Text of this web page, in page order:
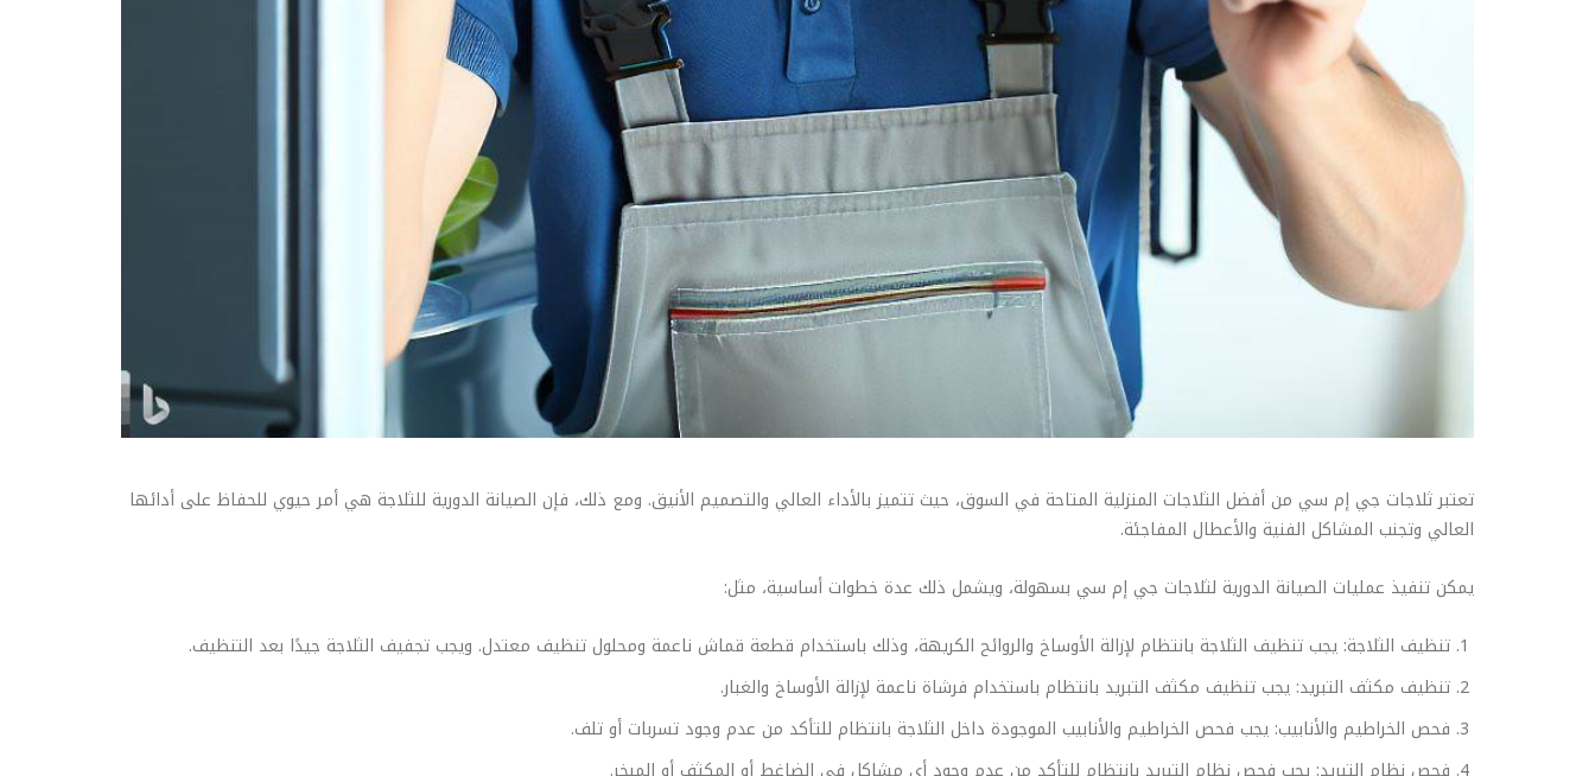
تعتبر ثلاجات جي إم سي من أفضل الثلاجات المنزلية المتاحة في السوق، حيث تتميز بالأداء العالي والتصميم الأنيق. ومع ذلك، فإن الصيانة الدورية للثلاجة هي أمر حيوي للحفاظ على أدائها
العالي وتجنب المشاكل الفنية والأعطال المفاجئة.
يمكن تنفيذ عمليات الصيانة الدورية لثلاجات جي إم سي بسهولة، ويشمل ذلك عدة خطوات أساسية، مثل:
تنظيف الثلاجة: يجب تنظيف الثلاجة بانتظام لإزالة الأوساخ والروائح الكريهة، وذلك باستخدام قطعة قماش ناعمة ومحلول تنظيف معتدل. ويجب تجفيف الثلاجة جيدًا بعد التنظيف.
تنظيف مكثف التبريد: يجب تنظيف مكثف التبريد بانتظام باستخدام فرشاة ناعمة لإزالة الأوساخ والغبار.
فحص الخراطيم والأنابيب: يجب فحص الخراطيم والأنابيب الموجودة داخل الثلاجة بانتظام للتأكد من عدم وجود تسربات أو تلف.